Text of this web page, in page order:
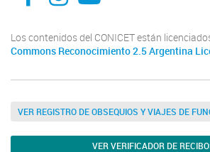
Los contenidos del CONICET están
Commons Reconocimiento 2.5 Argentina
VER REGISTRO DE OBSEQUIOS Y VIAJES DE
VER VERIFICADOR DE